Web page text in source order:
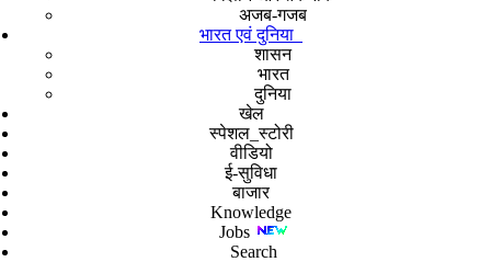
अजब-गजब
भारत एवं दुनिया
शासन
भारत
दुनिया
खेल
स्पेशल_स्टोरी
वीडियो
ई-सुविधा
बाजार
Knowledge
Jobs
Search